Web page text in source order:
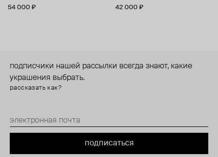
54 000 ₽
42 000 ₽
подписчики нашей рассылки всегда знают, какие
украшения выбрать.
рассказать как?
подписаться